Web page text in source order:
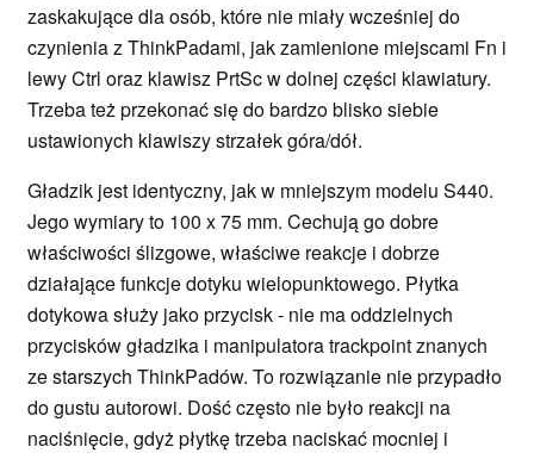
zaskakujące dla osób, które nie miały wcześniej do
czynienia z ThinkPadami, jak zamienione miejscami Fn i
lewy Ctrl oraz klawisz PrtSc w dolnej części klawiatury.
Trzeba też przekonać się do bardzo blisko siebie
ustawionych klawiszy strzałek góra/dół.
Gładzik jest identyczny, jak w mniejszym modelu S440.
Jego wymiary to 100 x 75 mm. Cechują go dobre
właściwości ślizgowe, właściwe reakcje i dobrze
działające funkcje dotyku wielopunktowego. Płytka
dotykowa służy jako przycisk - nie ma oddzielnych
przycisków gładzika i manipulatora trackpoint znanych
ze starszych ThinkPadów. To rozwiązanie nie przypadło
do gustu autorowi. Dość często nie było reakcji na
naciśnięcie, gdyż płytkę trzeba naciskać mocniej i